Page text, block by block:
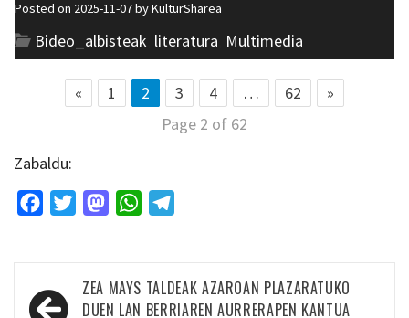
Posted on 2025-11-07 byKulturSharea
Bideo_albisteak literatura Multimedia
« 1 2 3 4 … 62
»
Page 2 of 62
Zabaldu:
FacebookTwitterMastodonWhatsApp
Bidalketetan
ZEA MAYS TALDEAK AZAROAN PLAZARATUKO
DUEN LAN BERRIAREN AURRERAPEN KANTUA